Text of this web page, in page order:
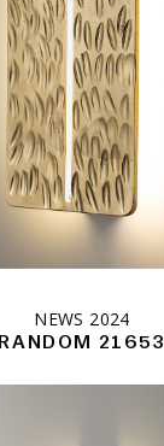
NEWS 2024
RANDOM 21653